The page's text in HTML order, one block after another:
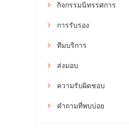
 กิจกรรมนิทรรศการ
 การรับรอง
 ทีมบริการ
 ส่งมอบ
 ความรับผิดชอบ
 คำถามที่พบบ่อย